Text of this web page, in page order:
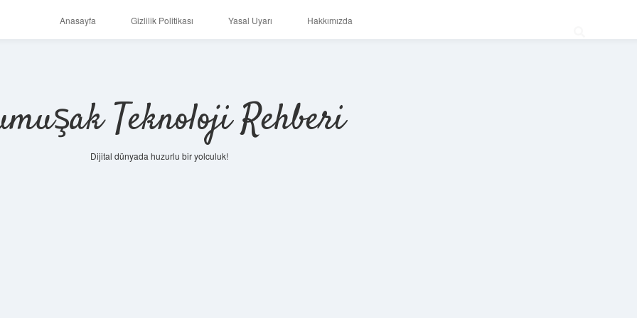
Anasayfa Gizlilik Politikası Yasal Uyarı Hakkımızda
Teknoloji Rehberi
Dijital dünyada huzurlu bir yolculuk!